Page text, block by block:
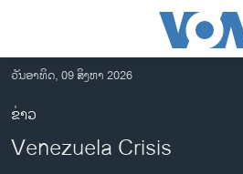
ເຂົ້າ
ຫາ
ຂ້າມ
ຂ້າມ
ອາເມຣິກາ
ວັນອາທິດ, 09 ສິງຫາ 2026
ຂ່າວ
Venezuela Crisis